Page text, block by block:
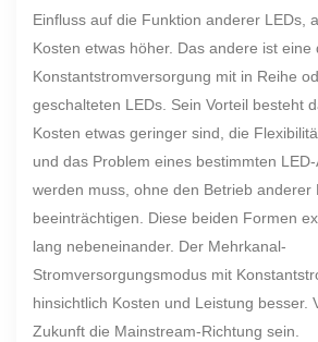
Einfluss auf die Funktion anderer LEDs,
Kosten etwas höher. Das andere ist eine
Konstantstromversorgung mit in Reihe
geschalteten LEDs. Sein Vorteil besteht
Kosten etwas geringer sind, die
und das Problem eines bestimmten
werden muss, ohne den Betrieb anderer
beeinträchtigen. Diese beiden Formen
lang nebeneinander. Der Mehrkanal-
Stromversorgungsmodus mit
hinsichtlich Kosten und Leistung besser.
Zukunft die Mainstream-Richtung sein.